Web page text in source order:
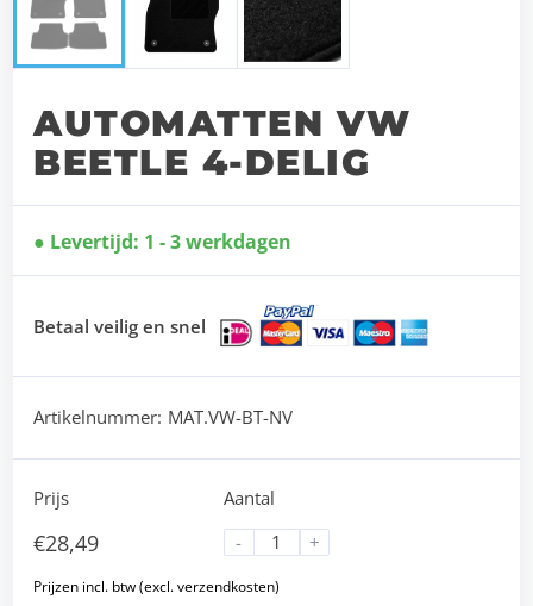
AUTOMATTEN VW
BEETLE 4-DELIG
Levertijd: 1 - 3 werkdagen
Betaal veilig en snel
Artikelnummer: MAT.VW-BT-NV
Prijs
€28,49
Aantal
-
+